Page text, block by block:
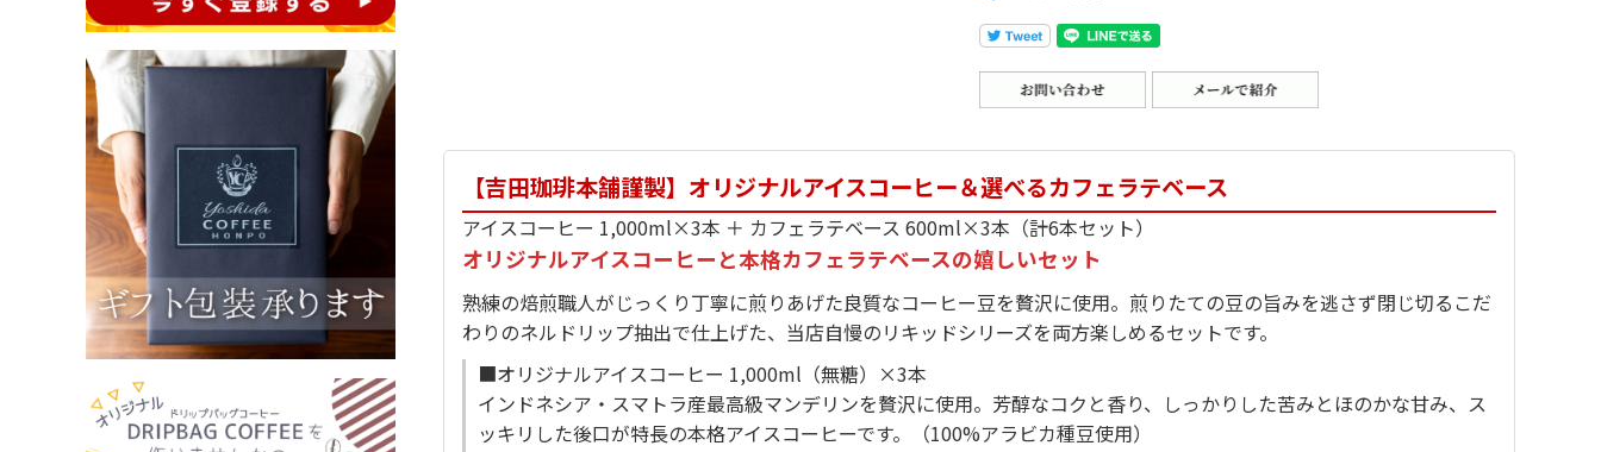
【吉田珈琲本舗謹製】オリジナルアイスコーヒー＆選べるカフェラテベース
アイスコーヒー 1,000ml×3本 ＋ カフェラテベース 600ml×3本（計6本セット）
オリジナルアイスコーヒーと本格カフェラテベースの嬉しいセット
熟練の焙煎職人がじっくり丁寧に煎りあげた良質なコーヒー豆を贅沢に使用。煎りたての豆の旨みを逃さず閉じ切るこだ
わりのネルドリップ抽出で仕上げた、当店自慢のリキッドシリーズを両方楽しめるセットです。
■オリジナルアイスコーヒー 1,000ml（無糖）×3本
インドネシア・スマトラ産最高級マンデリンを贅沢に使用。芳醇なコクと香り、しっかりした苦みとほのかな甘み、ス
ッキリした後口が特長の本格アイスコーヒーです。（100%アラビカ種豆使用）